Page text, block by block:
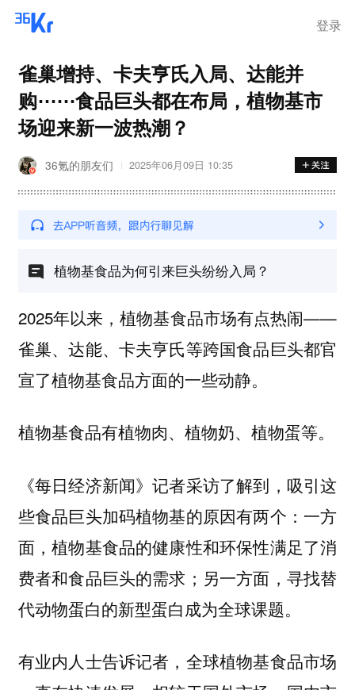
登录
雀巢增持、卡夫亨氏入局、达能并
购⋯⋯食品巨头都在布局，植物基市
场迎来新一波热潮？
36氪的朋友们 2025年06月09日 10:35
植物基食品为何引来巨头纷纷入局？
2025年以来，植物基食品市场有点热闹——
雀巢、达能、卡夫亨氏等跨国食品巨头都官
宣了植物基食品方面的一些动静。
植物基食品有植物肉、植物奶、植物蛋等。
《每日经济新闻》记者采访了解到，吸引这
些食品巨头加码植物基的原因有两个：一方
面，植物基食品的健康性和环保性满足了消
费者和食品巨头的需求；另一方面，寻找替
代动物蛋白的新型蛋白成为全球课题。
有业内人士告诉记者，全球植物基食品市场